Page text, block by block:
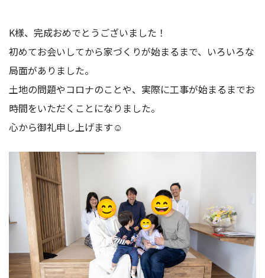
K様、完成おめでとうございました！
初めてお会いしてから家づくりが始まるまで、いろいろな
局面がありました。
土地の問題やコロナのことや、実際に工事が始まるまでお
時間をいただくことになりました。
心から御礼申し上げます☺️